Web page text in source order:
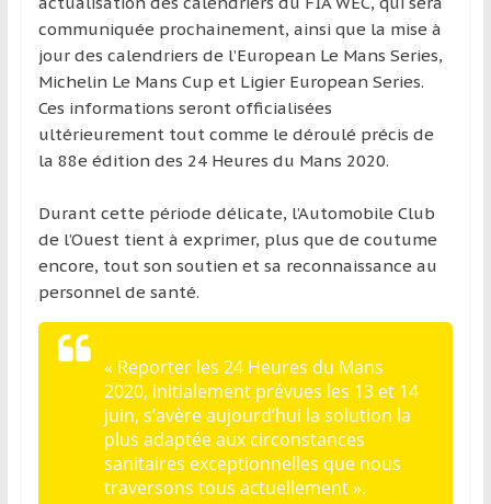
communiquée prochainement, ainsi que la mise à
jour des calendriers de l’European Le Mans Series,
Michelin Le Mans Cup et Ligier European Series.
Ces informations seront officialisées
ultérieurement tout comme le déroulé précis de
la 88e édition des 24 Heures du Mans 2020.
Durant cette période délicate, l’Automobile Club
de l’Ouest tient à exprimer, plus que de coutume
encore, tout son soutien et sa reconnaissance au
personnel de santé.
« Reporter les 24 Heures du Mans
2020, initialement prévues les 13 et 14
juin, s’avère aujourd’hui la solution la
plus adaptée aux circonstances
sanitaires exceptionnelles que nous
traversons tous actuellement ».